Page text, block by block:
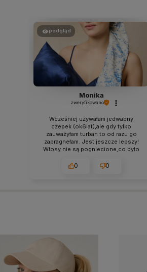
podgląd
Monika
zweryfikowano
Wcześniej używałam jedwabny
czepek (ok6lat),ale gdy tylko
zauważyłam turban to od razu go
zapragnełam. Jest jeszcze lepszy!
Włosy nie są pogniecione,co było
włosy i musiałam je tam zmieścić.
0 0